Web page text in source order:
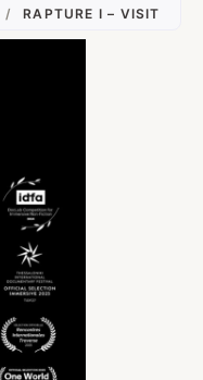
/ RAPTURE I – VISIT